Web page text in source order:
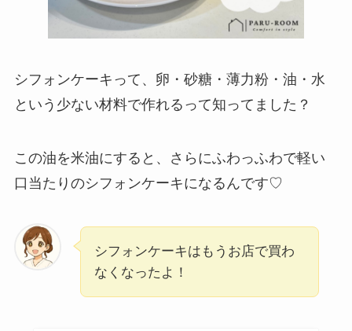
シフォンケーキって、卵・砂糖・薄力粉・油・水
という少ない材料で作れるって知ってました？
この油を米油にすると、さらにふわっふわで軽い
口当たりのシフォンケーキになるんです♡
シフォンケーキはもうお店で買わ
なくなったよ！